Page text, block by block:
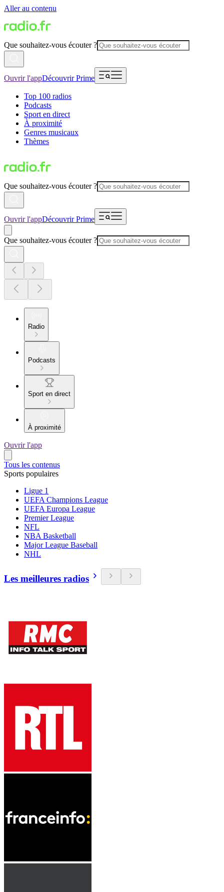
Aller au contenu
Que souhaitez-vous écouter ?
Ouvrir l'appDécouvrir Prime
Top 100 radios
Podcasts
Sport en direct
À proximité
Genres musicaux
Thèmes
Que souhaitez-vous écouter ?
Ouvrir l'appDécouvrir Prime
Que souhaitez-vous écouter ?
Radio
Podcasts
Sport en direct
À proximité
Ouvrir l'app
Tous les contenus
Sports populaires
Ligue 1
UEFA Champions League
UEFA Europa League
Premier League
NFL
NBA Basketball
Major League Baseball
NHL
Les meilleures radios